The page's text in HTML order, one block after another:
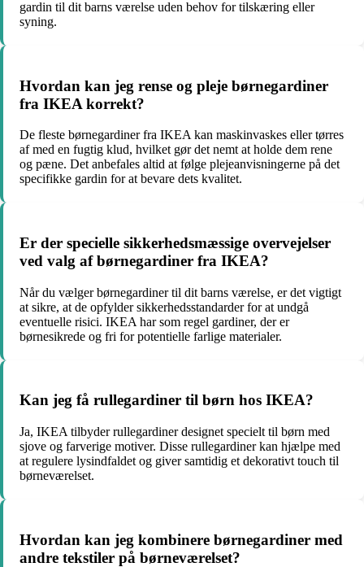
gardin til dit barns værelse uden behov for tilskæring eller
syning.
Hvordan kan jeg rense og pleje børnegardiner
fra IKEA korrekt?
De fleste børnegardiner fra IKEA kan maskinvaskes eller tørres
af med en fugtig klud, hvilket gør det nemt at holde dem rene
og pæne. Det anbefales altid at følge plejeanvisningerne på det
specifikke gardin for at bevare dets kvalitet.
Er der specielle sikkerhedsmæssige overvejelser
ved valg af børnegardiner fra IKEA?
Når du vælger børnegardiner til dit barns værelse, er det vigtigt
at sikre, at de opfylder sikkerhedsstandarder for at undgå
eventuelle risici. IKEA har som regel gardiner, der er
børnesikrede og fri for potentielle farlige materialer.
Kan jeg få rullegardiner til børn hos IKEA?
Ja, IKEA tilbyder rullegardiner designet specielt til børn med
sjove og farverige motiver. Disse rullegardiner kan hjælpe med
at regulere lysindfaldet og giver samtidig et dekorativt touch til
børneværelset.
Hvordan kan jeg kombinere børnegardiner med
andre tekstiler på børneværelset?